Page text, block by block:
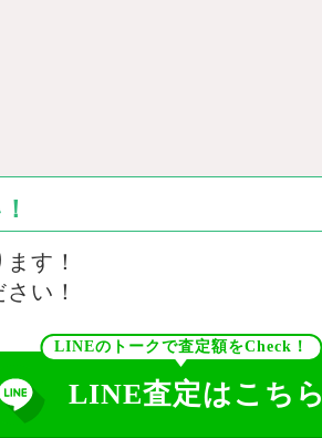
す！
い！
LINEのトークで査定額をCheck！
LINE査定はこちら